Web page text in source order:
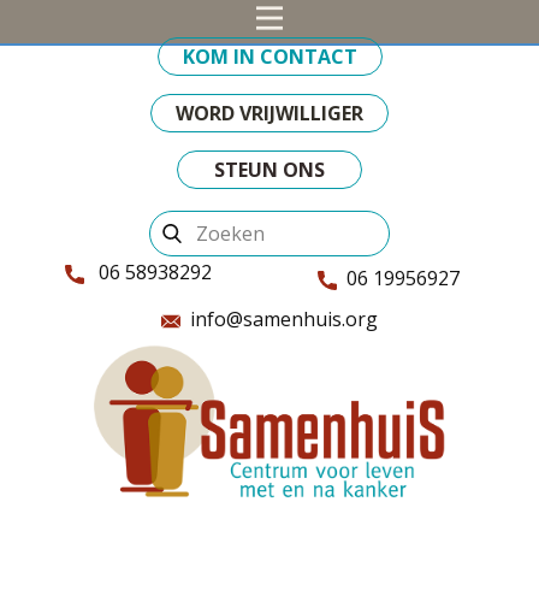
06 19956927
info@samenhuis.org
06 58938292
STEUN ONS
WORD VRIJWILLIGER
KOM IN CONTACT